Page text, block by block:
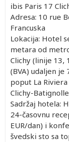
ibis Paris 17
Adresa: 10 rue
Francuska
Lokacija: Hotel
metara od
Clichy (linije 13,
(BVA) udaljen
poput La
Clichy-
Sadržaj hotela:
24-časovnu
EUR/dan) i
švedski sto sa